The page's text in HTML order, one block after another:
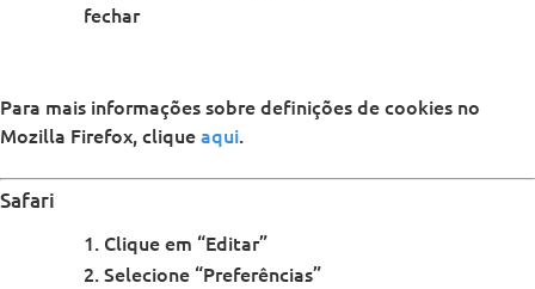
fechar
Para mais informações sobre definições de cookies no
Mozilla Firefox, cliqueaqui.
Safari
Clique em “Editar”
Selecione “Preferências”